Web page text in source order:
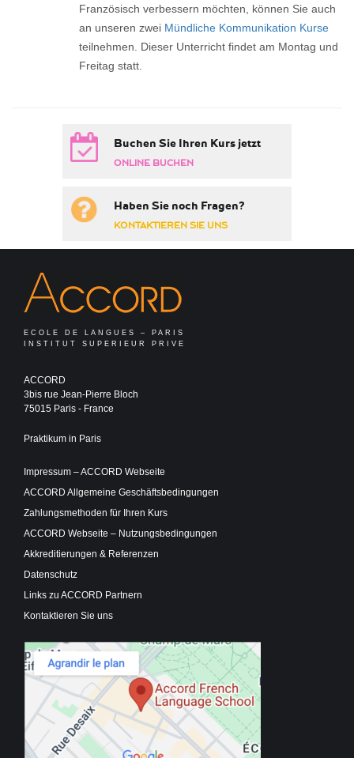
Französisch verbessern möchten, können Sie auch
an unseren zwei Mündliche Kommunikation Kurse
teilnehmen. Dieser Unterricht findet am Montag und
Freitag statt.
Buchen Sie Ihren Kurs jetzt
ONLINE BUCHEN
Haben Sie noch Fragen?
KONTAKTIEREN SIE UNS
ECOLE DE LANGUES – PARIS
INSTITUT SUPERIEUR PRIVE
ACCORD
3bis rue Jean-Pierre Bloch
75015 Paris - France
Praktikum in Paris
Impressum – ACCORD Webseite
ACCORD Allgemeine Geschäftsbedingungen
Zahlungsmethoden für Ihren Kurs
ACCORD Webseite – Nutzungsbedingungen
Akkreditierungen & Referenzen
Datenschutz
Links zu ACCORD Partnern
Kontaktieren Sie uns